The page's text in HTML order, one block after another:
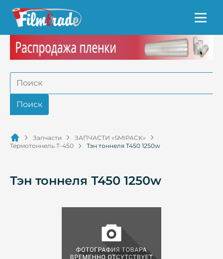
Запчасти
ЗАПЧАСТИ «SMIPACK»
Термотоннель Т-450
Тэн тоннеля Т450 1250w
Тэн тоннеля Т450 1250w